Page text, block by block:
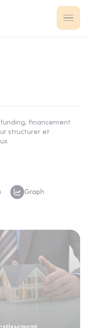
financement
structurer et
Graph